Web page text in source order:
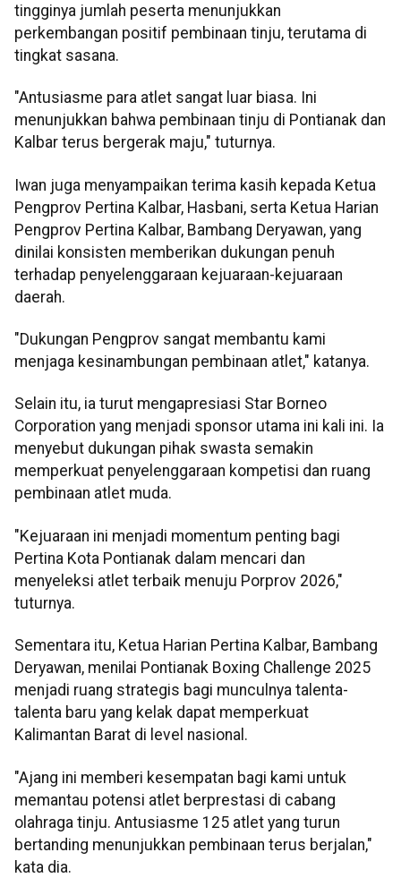
tingginya jumlah peserta menunjukkan
perkembangan positif pembinaan tinju, terutama di
tingkat sasana.
"Antusiasme para atlet sangat luar biasa. Ini
menunjukkan bahwa pembinaan tinju di Pontianak dan
Kalbar terus bergerak maju," tuturnya.
Iwan juga menyampaikan terima kasih kepada Ketua
Pengprov Pertina Kalbar, Hasbani, serta Ketua Harian
Pengprov Pertina Kalbar, Bambang Deryawan, yang
dinilai konsisten memberikan dukungan penuh
terhadap penyelenggaraan kejuaraan-kejuaraan
daerah.
"Dukungan Pengprov sangat membantu kami
menjaga kesinambungan pembinaan atlet," katanya.
Selain itu, ia turut mengapresiasi Star Borneo
Corporation yang menjadi sponsor utama ini kali ini. Ia
menyebut dukungan pihak swasta semakin
memperkuat penyelenggaraan kompetisi dan ruang
pembinaan atlet muda.
"Kejuaraan ini menjadi momentum penting bagi
Pertina Kota Pontianak dalam mencari dan
menyeleksi atlet terbaik menuju Porprov 2026,"
tuturnya.
Sementara itu, Ketua Harian Pertina Kalbar, Bambang
Deryawan, menilai Pontianak Boxing Challenge 2025
menjadi ruang strategis bagi munculnya talenta-
talenta baru yang kelak dapat memperkuat
Kalimantan Barat di level nasional.
"Ajang ini memberi kesempatan bagi kami untuk
memantau potensi atlet berprestasi di cabang
olahraga tinju. Antusiasme 125 atlet yang turun
bertanding menunjukkan pembinaan terus berjalan,"
kata dia.